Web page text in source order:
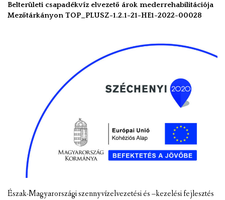
Belterületi csapadékvíz elvezető árok mederrehabilitációja
Mezőtárkányon TOP_PLUSZ-1.2.1-21-HE1-2022-00028
Észak-Magyarországi szennyvízelvezetési és –kezelési fejlesztés